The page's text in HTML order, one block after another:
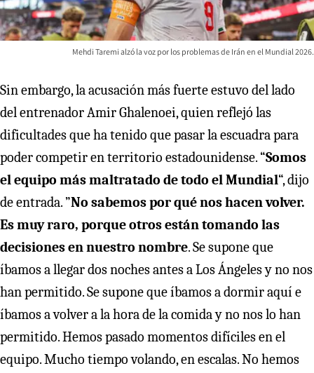
Mehdi Taremi alzó la voz por los problemas de Irán en el Mundial 2026.
Sin embargo, la acusación más fuerte estuvo del lado
del entrenador Amir Ghalenoei, quien reflejó las
dificultades que ha tenido que pasar la escuadra para
poder competir en territorio estadounidense. “Somos
el equipo más maltratado de todo el Mundial“, dijo
de entrada. ”No sabemos por qué nos hacen volver.
Es muy raro, porque otros están tomando las
decisiones en nuestro nombre. Se supone que
íbamos a llegar dos noches antes a Los Ángeles y no nos
han permitido. Se supone que íbamos a dormir aquí e
íbamos a volver a la hora de la comida y no nos lo han
permitido. Hemos pasado momentos difíciles en el
equipo. Mucho tiempo volando, en escalas. No hemos